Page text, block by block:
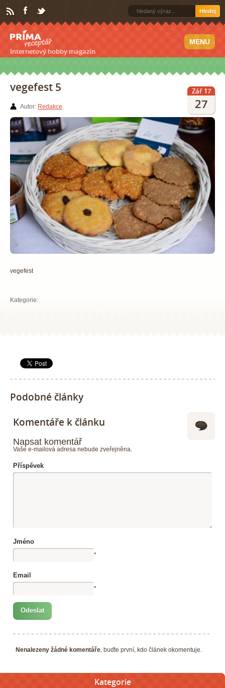
Hledej
Internetový hobby magazín
MENU
vegefest 5 Zář 17
27
Autor: Redakce
vegefest
Kategorie:
Podobné články
Komentáře k článku
Napsat komentář
Vaše e-mailová adresa nebude zveřejněna.
Příspěvek
Jméno
*
Email
*
Nenalezeny žádné komentáře, buďte první, kdo článek okomentuje.
Kategorie